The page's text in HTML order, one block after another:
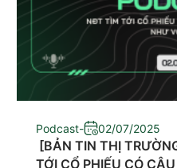
Podcast- 02/07/2025
[BẢN TIN THỊ
TỚI CỔ PHIẾU CÓ